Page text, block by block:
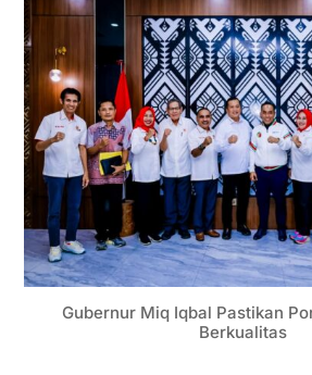
Gubernur Miq Iqbal Pastikan
Berkualitas